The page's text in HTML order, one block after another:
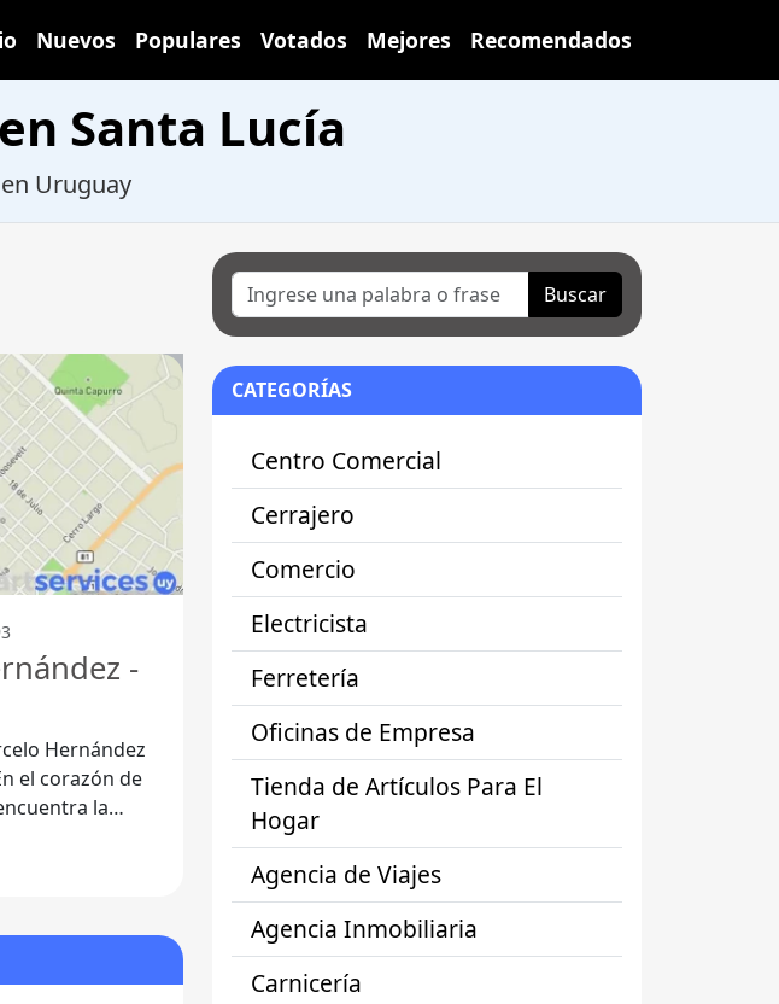
Nuevos Populares Votados Mejores Recomendados
Santa Lucía
Uruguay
-
Hernández
la
Buscar
CATEGORÍAS
Centro Comercial
Cerrajero
Comercio
Electricista
Ferretería
Oficinas de Empresa
Tienda de Artículos Para El
Hogar
Agencia de Viajes
Agencia Inmobiliaria
Carnicería